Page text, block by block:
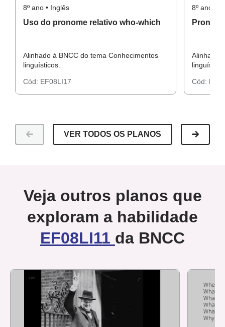
8º ano • Inglês
Uso do pronome relativo who-which
Alinhado à BNCC do tema Conhecimentos
linguísticos.
Cód: EF08LI17
8º ano •
Alinhado
Cód:
VER TODOS OS PLANOS
Veja outros planos que
exploram a habilidade
EF08LI11 da BNCC